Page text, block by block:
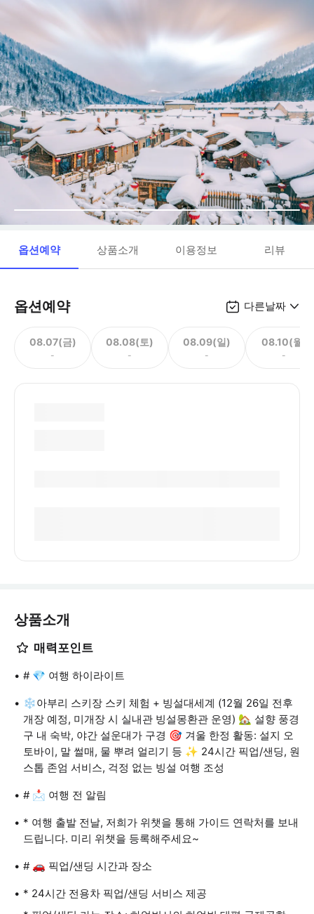
옵션예약 상품소개 이용정보 리뷰
옵션예약 다른날짜
08.07(금)
-
08.08(토)
-
08.09(일)
-
08.10(월)
-
상품소개
매력포인트
# 💎 여행 하이라이트
❄️아부리 스키장 스키 체험 + 빙설대세계 (12월 26일 전후
개장 예정, 미개장 시 실내관 빙설몽환관 운영) 🏡 설향 풍경
구 내 숙박, 야간 설운대가 구경 🎯 겨울 한정 활동: 설지 오
토바이, 말 썰매, 물 뿌려 얼리기 등 ✨ 24시간 픽업/샌딩, 원
스톱 존엄 서비스, 걱정 없는 빙설 여행 조성
# 📩 여행 전 알림
* 여행 출발 전날, 저희가 위챗을 통해 가이드 연락처를 보내
드립니다. 미리 위챗을 등록해주세요~
# 🚗 픽업/샌딩 시간과 장소
* 24시간 전용차 픽업/샌딩 서비스 제공